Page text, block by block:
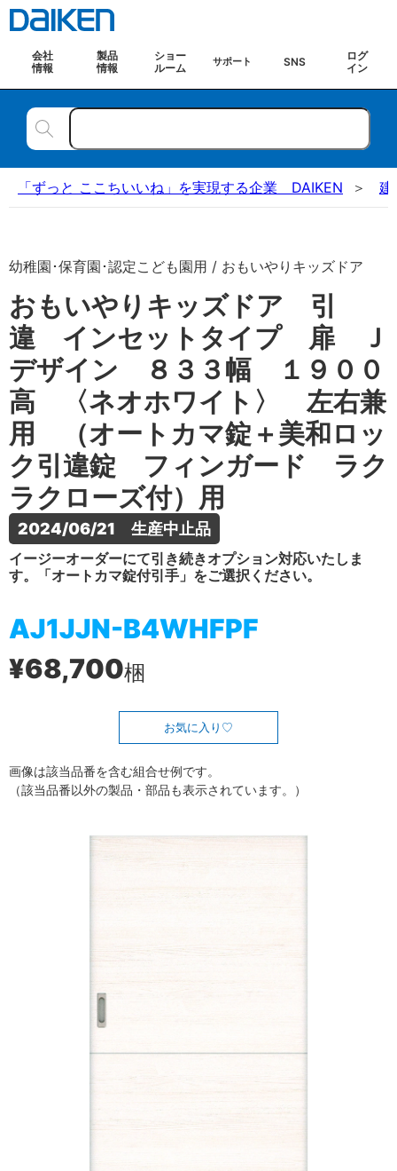
会社
情報
製品
情報
ショー
ルーム
サポート SNS
ログ
イン
「ずっと ここちいいね」を実現する企業 DAIKEN 建
幼稚園･保育園･認定こども園用 / おもいやりキッズドア
おもいやりキッズドア 引
違 インセットタイプ 扉 Ｊ
デザイン ８３３幅 １９００
高 〈ネオホワイト〉 左右兼
用 （オートカマ錠＋美和ロッ
ク引違錠 フィンガード ラク
ラクローズ付）用
2024/06/21　生産中止品
イージーオーダーにて引き続きオプション対応いたしま
す。「オートカマ錠付引手」をご選択ください。
AJ1JJN-B4WHFPF
¥68,700梱
お気に入り
画像は該当品番を含む組合せ例です。
（該当品番以外の製品・部品も表示されています。）